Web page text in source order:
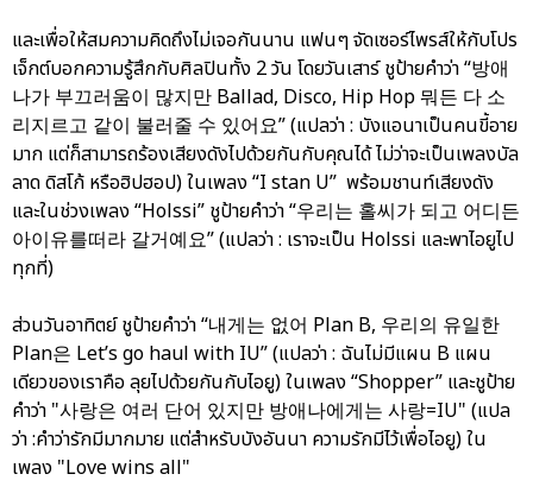
และเพื่อให้สมความคิดถึงไม่เจอกันนาน แฟนๆ จัดเซอร์ไพรส์ให้กับโปร
เจ็กต์บอกความรู้สึกกับศิลปินทั้ง 2 วัน โดยวันเสาร์ ชูป้ายคำว่า “방애
나가 부끄러움이 많지만 Ballad, Disco, Hip Hop 뭐든 다 소
리지르고 같이 불러줄 수 있어요” (แปลว่า : บังแอนาเป็นคนขี้อาย
มาก แต่ก็สามารถร้องเสียงดังไปด้วยกันกับคุณได้ ไม่ว่าจะเป็นเพลงบัล
ลาด ดิสโก้ หรือฮิปฮอป) ในเพลง “I stan U” พร้อมชานท์เสียงดัง
และในช่วงเพลง “Holssi” ชูป้ายคำว่า “우리는 홀씨가 되고 어디든
아이유를떠라 갈거예요” (แปลว่า : เราจะเป็น Holssi และพาไอยูไป
ทุกที่)
ส่วนวันอาทิตย์ ชูป้ายคำว่า “내게는 없어 Plan B, 우리의 유일한
Plan은 Let’s go haul with IU” (แปลว่า : ฉันไม่มีแผน B แผน
เดียวของเราคือ ลุยไปด้วยกันกับไอยู) ในเพลง “Shopper” และชูป้าย
คำว่า "사랑은 여러 단어 있지만 방애나에게는 사랑=IU" (แปล
ว่า :คำว่ารักมีมากมาย แต่สำหรับบังอันนา ความรักมีไว้เพื่อไอยู) ใน
เพลง "Love wins all"